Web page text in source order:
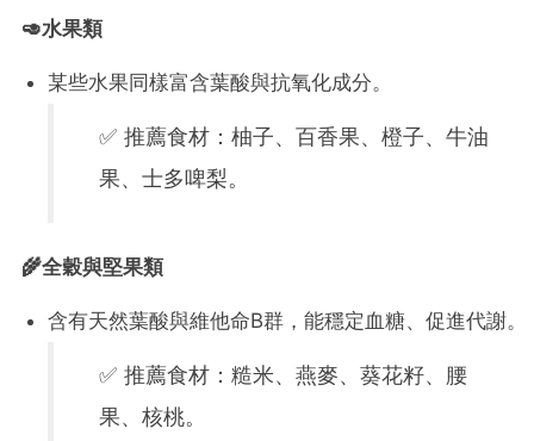
🥑水果類
某些水果同樣富含葉酸與抗氧化成分。
✅ 推薦食材：柚子、百香果、橙子、牛油
果、士多啤梨。
🌾全穀與堅果類
含有天然葉酸與維他命B群，能穩定血糖、促進代謝。
✅ 推薦食材：糙米、燕麥、葵花籽、腰
果、核桃。